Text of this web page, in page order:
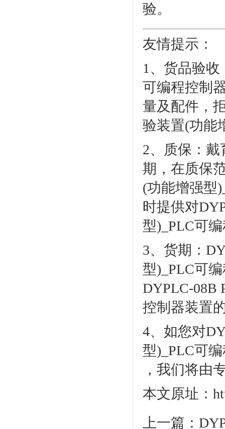
验。
友情提示：
1、货品验
可编程控制
量及配件，
验装置(功能
2、质保：
期，在质保
(功能增强型
时提供对
型)_PLC可
3、货期：
型)_PLC可
DYPLC-08B
控制器装置
4、如您对
型)_PLC可
，我们将由
本文原址：
上一篇：